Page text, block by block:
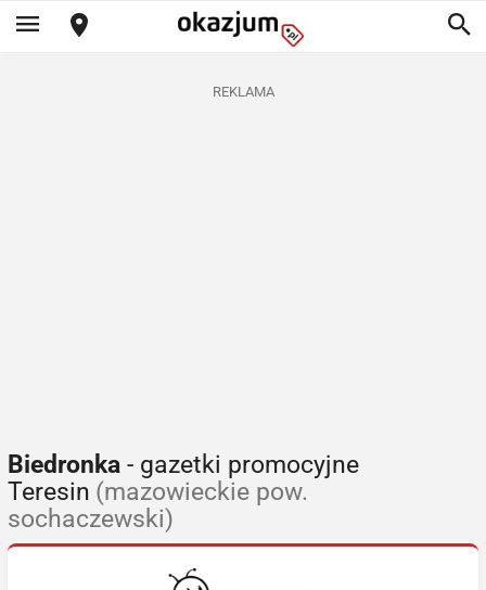
REKLAMA
Biedronka - gazetki promocyjne
Teresin (mazowieckie pow.
sochaczewski)